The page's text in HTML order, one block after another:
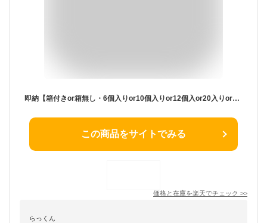
即納【箱付きor箱無し・6個入りor10個入りor12個入or20入りor30個入り・送料無料】◆国内正規品◆ ヒトツブカンロ グミッツェルBOX お菓子 グミ キャンディ 銘菓 グミっツェル グミッチェル
この商品をサイトでみる
価格と在庫を楽天でチェック >>
らっくん